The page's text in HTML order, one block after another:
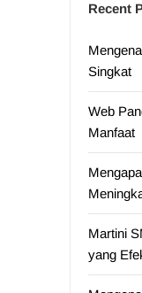
Recent
Singkat
Web
Manfaat
Martini
yang